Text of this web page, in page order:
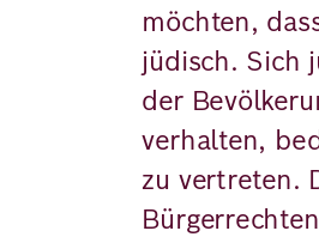
möchten,
jüdisch. Sich
der
verhalten,
zu vertreten.